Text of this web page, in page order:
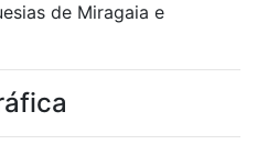
de Miragaia e